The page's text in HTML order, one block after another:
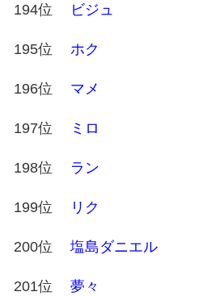
194位 ビジュ
195位 ホク
196位 マメ
197位 ミロ
198位 ラン
199位 リク
200位 塩島ダニエル
201位 夢々